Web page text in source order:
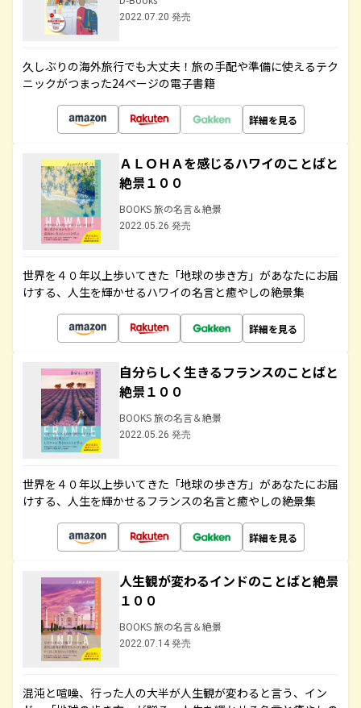
2022.07.20 発売
久しぶりの海外旅行でも大丈夫！旅の手配や準備に使えるテク
ニックがつまった24ページの電子書籍
詳細を見る
ＡＬＯＨＡを感じるハワイのことばと
絶景１００
BOOKS 旅の名言＆絶景
2022.05.26 発売
世界を４０年以上歩いてきた「地球の歩き方」があなたにお届
けする、人生を輝かせるハワイの名言と癒やしの絶景集
詳細を見る
自分らしく生きるフランスのことばと
絶景１００
BOOKS 旅の名言＆絶景
2022.05.26 発売
世界を４０年以上歩いてきた「地球の歩き方」があなたにお届
けする、人生を輝かせるフランスの名言と癒やしの絶景集
詳細を見る
人生観が変わるインドのことばと絶景
１００
BOOKS 旅の名言＆絶景
2022.07.14 発売
混沌と喧噪、行った人の大半が人生観が変わると言う、イン